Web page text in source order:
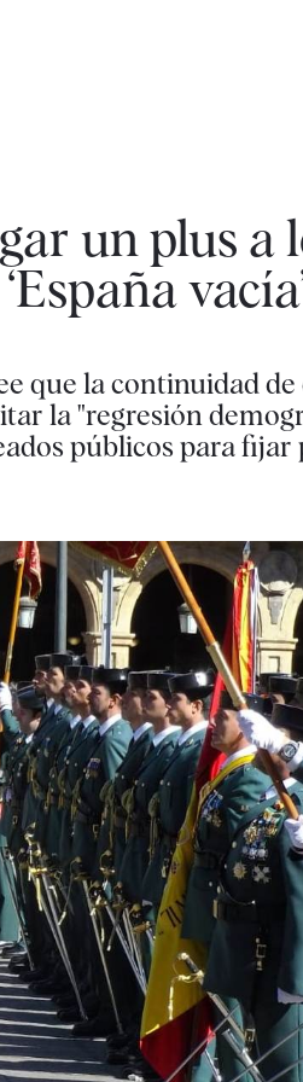
un plus a
que la continuidad
la "regresión
públicos para fijar